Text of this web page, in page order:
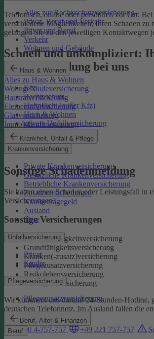
Alles zur Rechtsschutzversicherung
Privat, Beruf und Verkehr
Privat und Beruf
Verkehr
Wohnen und Gebäude
Haus & Wohnen
Alles zu Haus & Wohnen
Wohngebäudeversicherung
Hausratversicherung
Elementarversicherung
Glasversicherung
Immobilienfinanzierung
Krankheit, Unfall & Pflege
Krankenversicherung
Private Krankenversicherung
Gesetzliche Krankenversicherung
Betriebliche Krankenversicherung
Zusatzversicherungen
Krankentagegeld
Ausland
Tiere
Unfallversicherung
Privat
Kinder
Pflegeversicherung
Pflegezusatzversicherung
Beruf, Alter & Finanzen
Beruf
Telefonisch, online oder persönlich vor Ort: Bei
verschiedene Möglichkeiten, Ihren Schaden zu
gelangen Sie zu den jeweiligen Kontaktwegen
Schnell und unkompliziert:
Schadenmeldung bei uns
Kfz
Rechtsschutz
Haftpflicht (außer Kfz)
Haus & Wohnen
private Unfallversicherung
Auslandskrankenschutz
Reiserücktritt
Reisegepäck
Sonstige Schadenmeldung
Sie haben einen Schaden oder Leistungsfall in
Versicherungen?
Sonstige Versicherungen
Berufsunfähigkeitsversicherung
Grundfähigkeitsversicherung
Kranken(-zusatz)versicherung
Pflegezusatzversicherung
Risikolebensversicherung
Sterbegeldversicherung
Wir kümmern uns darum!24-Stunden-Hotline,
deutschen Telefonnetz. Im Ausland fallen die
Landesgebühren an:
0800 4-757-757
+49 221 757-757